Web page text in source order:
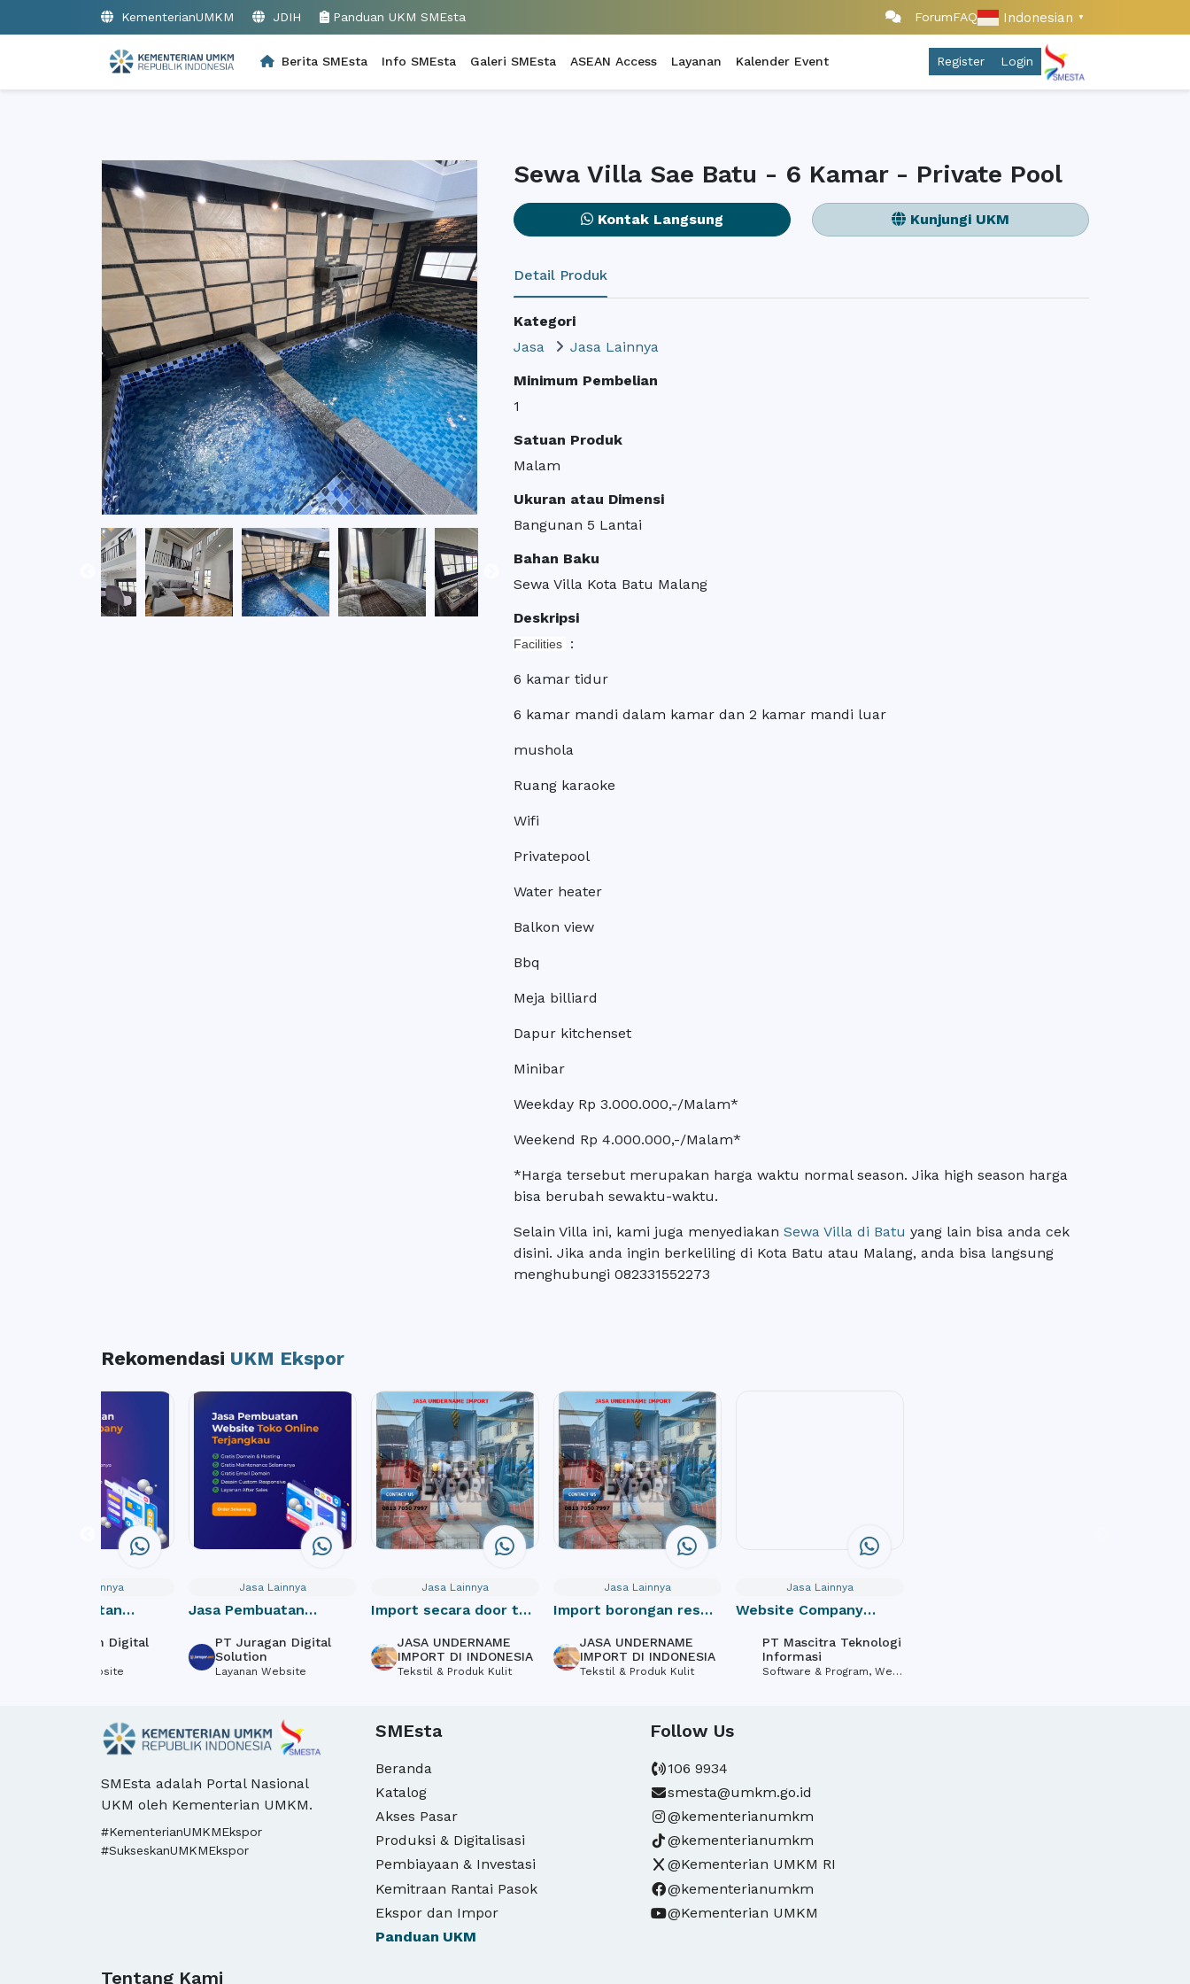
KementerianUMKM JDIH Panduan UKM SMEsta ForumFAQ Indonesian ▼
Berita SMEsta Info SMEsta Galeri SMEsta ASEAN Access Layanan Kalender Event Register Login
Sewa Villa Sae Batu - 6 Kamar - Private Pool
Kontak Langsung Kunjungi UKM
Detail Produk
Kategori
Jasa
Jasa Lainnya
Minimum Pembelian
1
Satuan Produk
Malam
Ukuran atau Dimensi
Bangunan 5 Lantai
Bahan Baku
Sewa Villa Kota Batu Malang
Deskripsi
Facilities :
6 kamar tidur
6 kamar mandi dalam kamar dan 2 kamar mandi luar
mushola
Ruang karaoke
Wifi
Privatepool
Water heater
Balkon view
Bbq
Meja billiard
Dapur kitchenset
Minibar
Weekday Rp 3.000.000,-/Malam*
Weekend Rp 4.000.000,-/Malam*
*Harga tersebut merupakan harga waktu normal season. Jika high season harga
bisa berubah sewaktu-waktu.
Selain Villa ini, kami juga menyediakanSewa Villa di Batu yang lain bisa anda cek
disini. Jika anda ingin berkeliling di Kota Batu atau Malang, anda bisa langsung
menghubungi 082331552273
Rekomendasi UKM Ekspor
Jasa Lainnya
Pembuatan
Profile
PT Juragan Digital
Layanan Website
Jasa Lainnya
Jasa Pembuatan
e-Commerce
PT Juragan Digital
Solution
Layanan Website
Jasa Lainnya
Import secara door to
JASA UNDERNAME
IMPORT DI INDONESIA
Tekstil & Produk Kulit
Jasa Lainnya
Import borongan resmi
JASA UNDERNAME
IMPORT DI INDONESIA
Tekstil & Produk Kulit
Jasa Lainnya
Website Company
PT Mascitra Teknologi
Informasi
Software & Program, Web
SMEsta adalah Portal Nasional
UKM oleh Kementerian UMKM.
#KementerianUMKMEkspor
#SukseskanUMKMEkspor
SMEsta
Beranda
Katalog
Akses Pasar
Produksi & Digitalisasi
Pembiayaan & Investasi
Kemitraan Rantai Pasok
Ekspor dan Impor
Panduan UKM
Follow Us
106 9934
smesta@umkm.go.id
@kementerianumkm
@kementerianumkm
@Kementerian UMKM RI
@kementerianumkm
@Kementerian UMKM
Tentang Kami